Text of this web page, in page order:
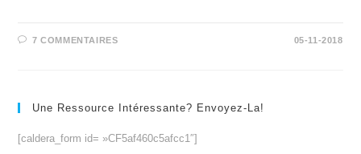
7 COMMENTAIRES 05-11-2018
Une Ressource Intéressante? Envoyez-La!
[caldera_form id= »CF5af460c5afcc1″]